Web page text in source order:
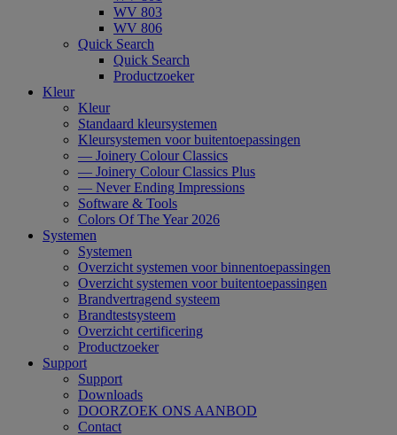
WV 803
WV 806
Quick Search
Quick Search
Productzoeker
Kleur
Kleur
Standaard kleursystemen
Kleursystemen voor buitentoepassingen
— Joinery Colour Classics
— Joinery Colour Classics Plus
— Never Ending Impressions
Software & Tools
Colors Of The Year 2026
Systemen
Systemen
Overzicht systemen voor binnentoepassingen
Overzicht systemen voor buitentoepassingen
Brandvertragend systeem
Brandtestsysteem
Overzicht certificering
Productzoeker
Support
Support
Downloads
DOORZOEK ONS AANBOD
Contact